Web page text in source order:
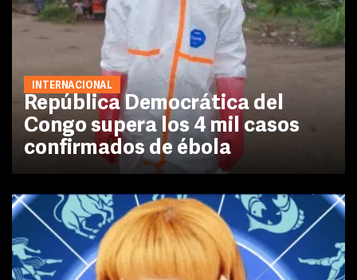
INTERNACIONAL
República Democrática del
Congo supera los 4 mil casos
confirmados de ébola